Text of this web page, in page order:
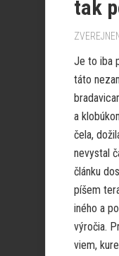
tak
Je to iba
táto
a
čela,
nevystal
článku
píšem
iného a
výročia.
viem,